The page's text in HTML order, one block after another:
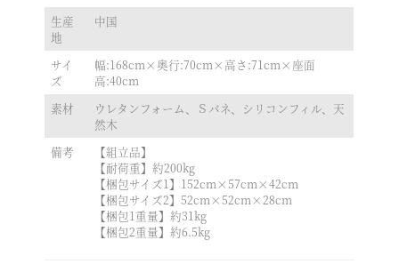
生産
地
中国
サイ
ズ
幅:168cm×奥行:70cm×高さ:71cm×座面
高:40cm
素材
ウレタンフォーム、Ｓバネ、シリコンフィル、天
然木
備考
【組立品】
【耐荷重】約200kg
【梱包サイズ1】152cm×57cm×42cm
【梱包サイズ2】52cm×52cm×28cm
【梱包1重量】約31kg
【梱包2重量】約6.5kg